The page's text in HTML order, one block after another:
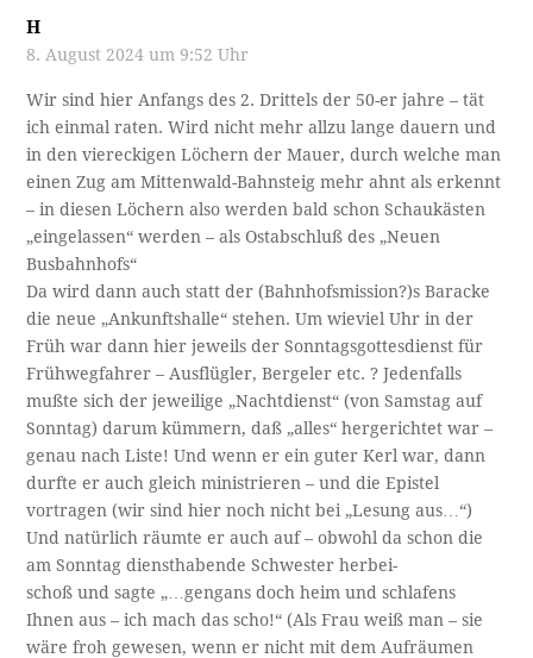
H
8. August 2024 um 9:52 Uhr
Wir sind hier Anfangs des 2. Drittels der 50-er jahre – tät
ich einmal raten. Wird nicht mehr allzu lange dauern und
in den viereckigen Löchern der Mauer, durch welche man
einen Zug am Mittenwald-Bahnsteig mehr ahnt als erkennt
– in diesen Löchern also werden bald schon Schaukästen
„eingelassen“ werden – als Ostabschluß des „Neuen
Busbahnhofs“
Da wird dann auch statt der (Bahnhofsmission?)s Baracke
die neue „Ankunftshalle“ stehen. Um wieviel Uhr in der
Früh war dann hier jeweils der Sonntagsgottesdienst für
Frühwegfahrer – Ausflügler, Bergeler etc. ? Jedenfalls
mußte sich der jeweilige „Nachtdienst“ (von Samstag auf
Sonntag) darum kümmern, daß „alles“ hergerichtet war –
genau nach Liste! Und wenn er ein guter Kerl war, dann
durfte er auch gleich ministrieren – und die Epistel
vortragen (wir sind hier noch nicht bei „Lesung aus…“)
Und natürlich räumte er auch auf – obwohl da schon die
am Sonntag diensthabende Schwester herbei-
schoß und sagte „…gengans doch heim und schlafens
Ihnen aus – ich mach das scho!“ (Als Frau weiß man – sie
wäre froh gewesen, wenn er nicht mit dem Aufräumen